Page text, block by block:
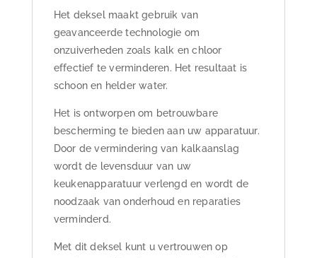
Het deksel maakt gebruik van
geavanceerde technologie om
onzuiverheden zoals kalk en chloor
effectief te verminderen. Het resultaat is
schoon en helder water.
Het is ontworpen om betrouwbare
bescherming te bieden aan uw apparatuur.
Door de vermindering van kalkaanslag
wordt de levensduur van uw
keukenapparatuur verlengd en wordt de
noodzaak van onderhoud en reparaties
verminderd.
Met dit deksel kunt u vertrouwen op